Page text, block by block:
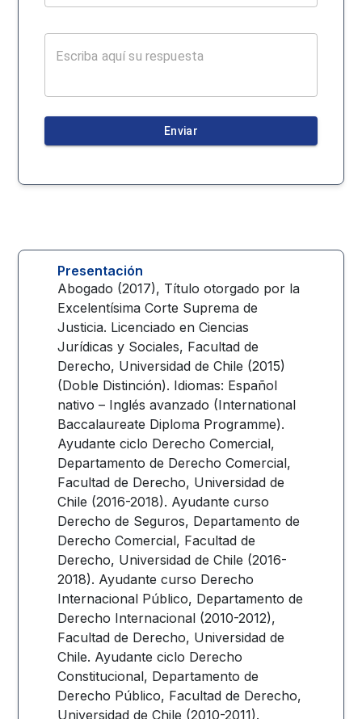
Enviar
Presentación
Abogado (2017), Título otorgado por la
Excelentísima Corte Suprema de
Justicia. Licenciado en Ciencias
Jurídicas y Sociales, Facultad de
Derecho, Universidad de Chile (2015)
(Doble Distinción). Idiomas: Español
nativo – Inglés avanzado (International
Baccalaureate Diploma Programme).
Ayudante ciclo Derecho Comercial,
Departamento de Derecho Comercial,
Facultad de Derecho, Universidad de
Chile (2016-2018). Ayudante curso
Derecho de Seguros, Departamento de
Derecho Comercial, Facultad de
Derecho, Universidad de Chile (2016-
2018). Ayudante curso Derecho
Internacional Público, Departamento de
Derecho Internacional (2010-2012),
Facultad de Derecho, Universidad de
Chile. Ayudante ciclo Derecho
Constitucional, Departamento de
Derecho Público, Facultad de Derecho,
Universidad de Chile (2010-2011).